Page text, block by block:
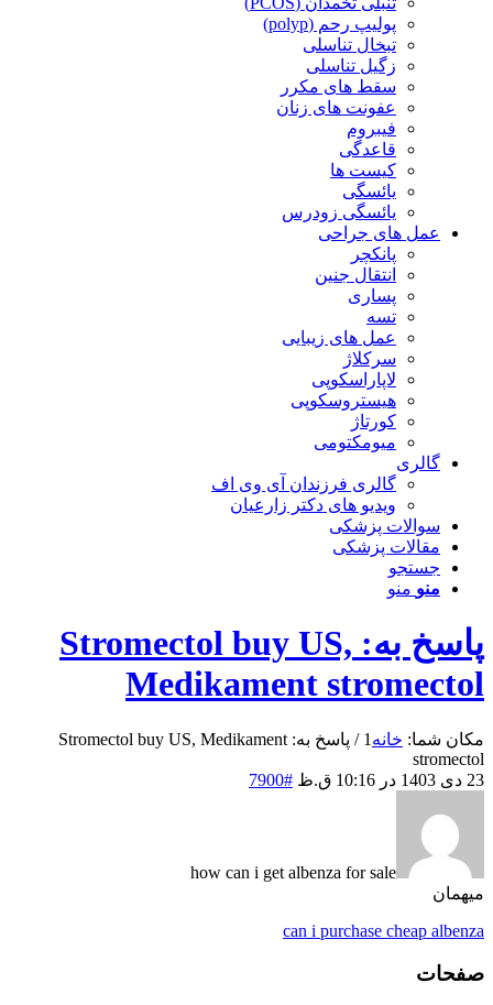
پولیپ رحم (polyp)
تبخال تناسلی
زگیل تناسلی
سقط های مکرر
عفونت های زنان
فیبروم
قاعدگی
کیست ها
یائسگی
یائسگی زودرس
عمل های جراحی
پانکچر
انتقال جنین
پساری
تسه
عمل های زیبایی
سرکلاژ
لاپاراسکوپی
هیستروسکوپی
کورتاژ
میومکتومی
گالری
گالری فرزندان آی وی اف
ویدیو های دکتر زارعیان
سوالات پزشکی
مقالات پزشکی
جستجو
منو منو
پاسخ به: Stromectol buy US,
Medikament stromectol
مکان شما: خانه 1
/
پاسخ به: Stromectol buy US, Medikament
stromectol
23 دی 1403 در 10:16 ق.ظ
#7900
how can i get albenza for sale
میهمان
can i purchase cheap albenza
صفحات